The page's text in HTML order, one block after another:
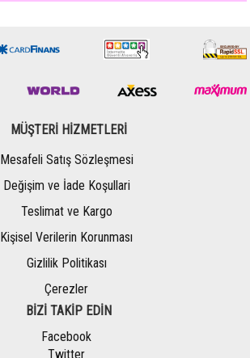
MÜŞTERİ HİZMETLERİ
Mesafeli Satış Sözleşmesi
Değişim ve İade Koşullari
Teslimat ve Kargo
Kişisel Verilerin Korunması
Gizlilik Politikası
Çerezler
BİZİ TAKİP EDİN
Facebook
Twitter